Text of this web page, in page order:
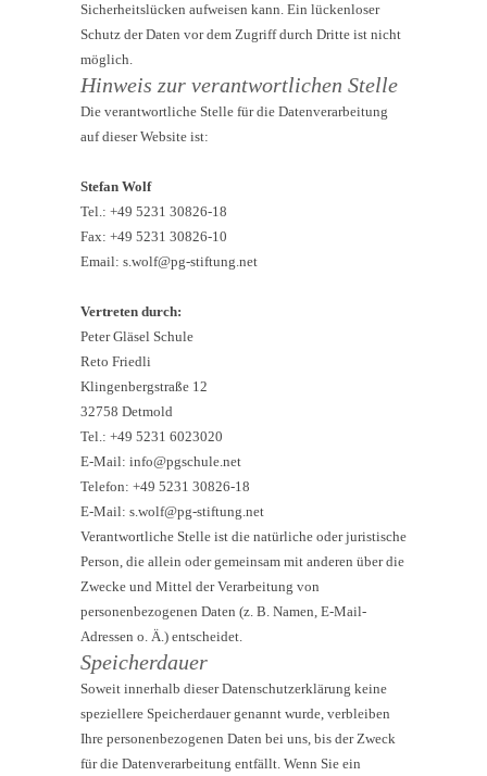
Sicherheitslücken aufweisen kann. Ein lückenloser
Schutz der Daten vor dem Zugriff durch Dritte ist nicht
möglich.
Hinweis zur verantwortlichen Stelle
Die verantwortliche Stelle für die Datenverarbeitung
auf dieser Website ist:
Stefan Wolf
Tel.: +49 5231 30826-18
Fax: +49 5231 30826-10
Email: s.wolf@pg-stiftung.net
Vertreten durch:
Peter Gläsel Schule
Reto Friedli
Klingenbergstraße 12
32758 Detmold
Tel.: +49 5231 6023020
E-Mail: info@pgschule.net
Telefon: +49 5231 30826-18
E-Mail: s.wolf@pg-stiftung.net
Verantwortliche Stelle ist die natürliche oder juristische
Person, die allein oder gemeinsam mit anderen über die
Zwecke und Mittel der Verarbeitung von
personenbezogenen Daten (z. B. Namen, E-Mail-
Adressen o. Ä.) entscheidet.
Speicherdauer
Soweit innerhalb dieser Datenschutzerklärung keine
speziellere Speicherdauer genannt wurde, verbleiben
Ihre personenbezogenen Daten bei uns, bis der Zweck
für die Datenverarbeitung entfällt. Wenn Sie ein